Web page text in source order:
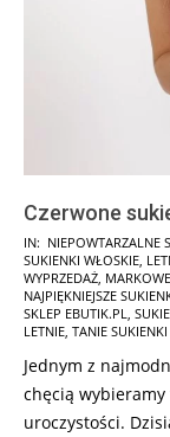
Czerwone
2025-
10-
27
IN: NIEPOWTARZALNE
SUKIENKI WŁOSKIE
WYPRZEDAŻ
NAJPIĘKNIEJSZE
SKLEP EBUTIK.PL
LETNIE TANIE
Jednym z
chęcią
uroczystości.